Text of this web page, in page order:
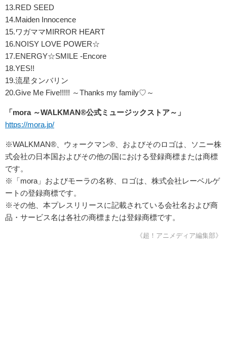
13.RED SEED
14.Maiden Innocence
15.ワガママMIRROR HEART
16.NOISY LOVE POWER☆
17.ENERGY☆SMILE -Encore
18.YES!!
19.流星タンバリン
20.Give Me Five!!!!! ～Thanks my family♡～
「mora ～WALKMAN®公式ミュージックストア～」
https://mora.jp/
※WALKMAN®、ウォークマン®、およびそのロゴは、ソニー株
式会社の日本国およびその他の国における登録商標または商標
です。
※「mora」およびモーラの名称、ロゴは、株式会社レーベルゲ
ートの登録商標です。
※その他、本プレスリリースに記載されている会社名および商
品・サービス名は各社の商標または登録商標です。
《超！アニメディア編集部》